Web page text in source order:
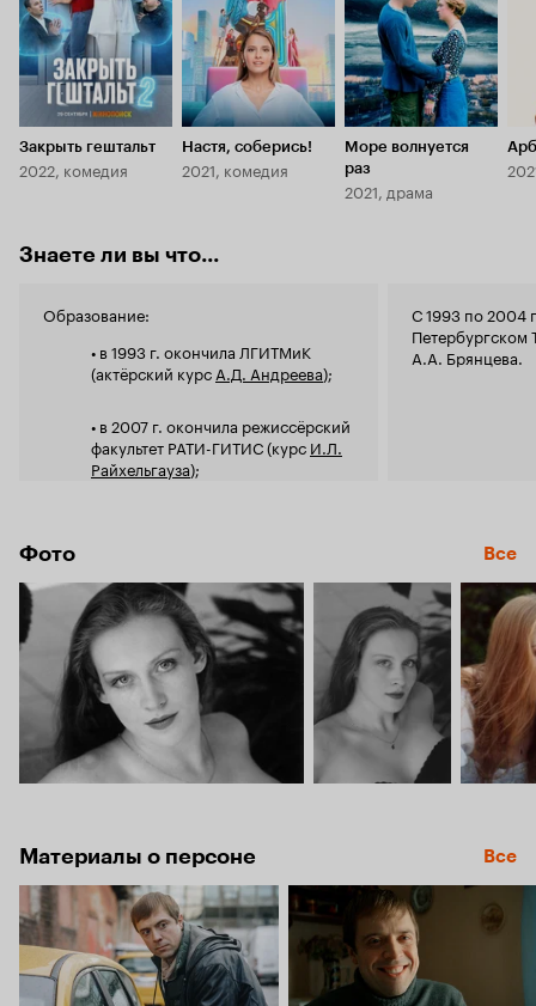
Закрыть гештальт
2022, комедия
Настя, соберись!
2021, комедия
Море волнуется
раз
2021, драма
Знаете ли вы что...
Образование:
• в 1993 г. окончила ЛГИТМиК
(актёрский курс А.Д. Андреева);
• в 2007 г. окончила режиссёрский
факультет РАТИ-ГИТИС (курс И.Л.
Райхельгауза);
С 1993 по 2004
Петербургском
А.А. Брянцева.
Фото Все
Материалы о персоне Все